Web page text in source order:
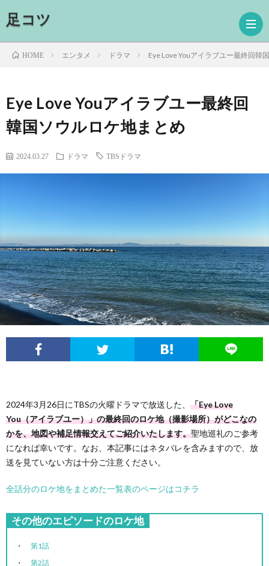
足コツ
ロ
フ
ィ
お
問
い
せ
HOME エンタメ ドラマ Eye Love Youアイラブユー最終回韓
Eye Love Youアイラブユー最終回
韓国ソウルロケ地まとめ
2024.03.27 ドラマ TBSドラマ
2024年3月26日にTBSの火曜ドラマで放送した、 「Eye Love
You（アイラブユー）」の最終回のロケ地（撮影場所）がどこなの
かを、地図や補足情報交えてご紹介いたします。聖地巡礼のご参考
になれば幸いです。なお、本記事にはネタバレを含みますので、放
送を見ていない方は十分ご注意ください。
全話分のロケ地をまとめた一覧表のページはコチラ
その他のエピソードのロケ地
第1話
第2話